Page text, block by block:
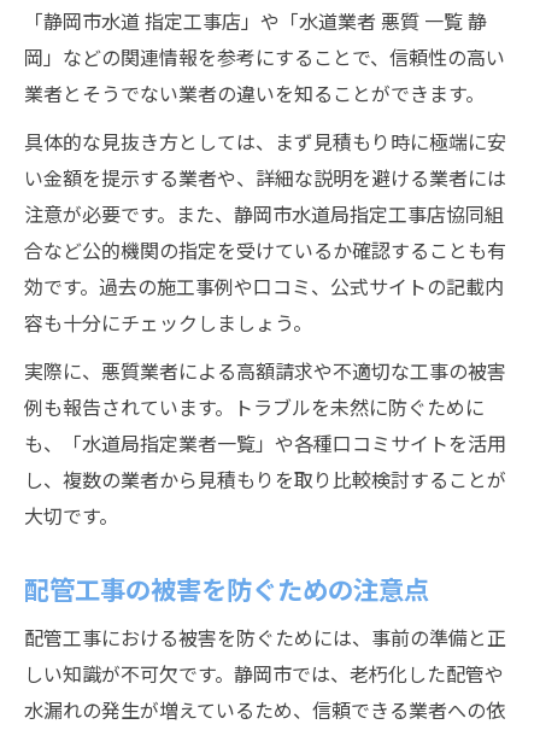
「静岡市水道 指定工事店」や「水道業者 悪質 一覧 静
岡」などの関連情報を参考にすることで、信頼性の高い
業者とそうでない業者の違いを知ることができます。
具体的な見抜き方としては、まず見積もり時に極端に安
い金額を提示する業者や、詳細な説明を避ける業者には
注意が必要です。また、静岡市水道局指定工事店協同組
合など公的機関の指定を受けているか確認することも有
効です。過去の施工事例や口コミ、公式サイトの記載内
容も十分にチェックしましょう。
実際に、悪質業者による高額請求や不適切な工事の被害
例も報告されています。トラブルを未然に防ぐために
も、「水道局指定業者一覧」や各種口コミサイトを活用
し、複数の業者から見積もりを取り比較検討することが
大切です。
配管工事の被害を防ぐための注意点
配管工事における被害を防ぐためには、事前の準備と正
しい知識が不可欠です。静岡市では、老朽化した配管や
水漏れの発生が増えているため、信頼できる業者への依